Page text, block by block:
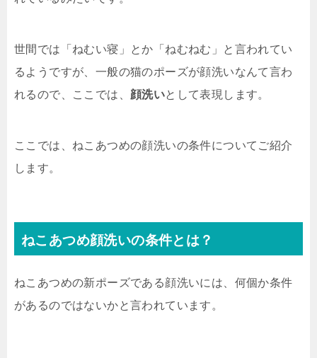
世間では「ねむい寝」とか「ねむねむ」と言われてい
るようですが、一般の猫のポーズが顔洗いなんて言わ
れるので、ここでは、 顔洗いとして表現します。
ここでは、ねこあつめの顔洗いの条件についてご紹介
します。
ねこあつめ顔洗いの条件とは？
ねこあつめの新ポーズである顔洗いには、何個か条件
があるのではないかと言われています。